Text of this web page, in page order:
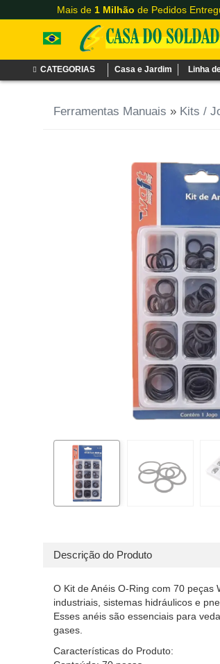
Mais de 1 Milhão de Pedidos
CATEGORIAS Casa e Jardim Linha
Ferramentas Manuais » Kits /
Descrição do Produto
O Kit de Anéis O-Ring com 70
industriais, sistemas hidráulicos e
Esses anéis são essenciais para
gases.
Características do Produto: